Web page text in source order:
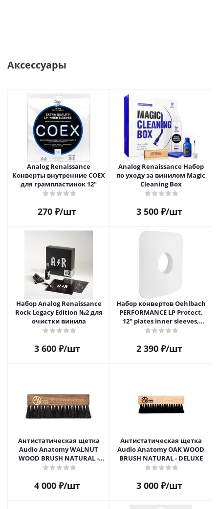
Аксессуары
Analog Renaissance
Конверты внутренние COEX
для грампластинок 12"
270 ₽/шт
Analog Renaissance Набор
по уходу за винилом Magic
Cleaning Box
3 500₽/шт
Набор Analog Renaissance
Rock Legacy Edition №2 для
очистки винила
3 600₽/шт
Набор конвертов Oehlbach
PERFORMANCE LP Protect,
12" plates inner sleeves,
D1C2611
2 390₽/шт
Антистатическая щетка
Audio Anatomy WALNUT
WOOD BRUSH NATURAL -
DELUXE
4 000₽/шт
Антистатическая щетка
Audio Anatomy OAK WOOD
BRUSH NATURAL - DELUXE
3 000₽/шт